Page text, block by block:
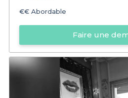
€€ Abordable
Faire une